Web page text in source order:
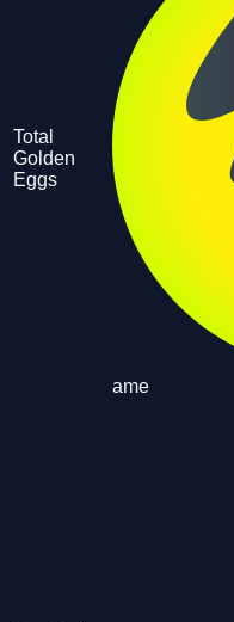
Total
Golden
Eggs
ame